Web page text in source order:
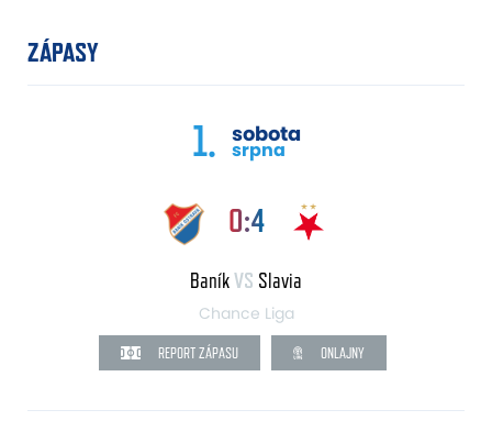
ZÁPASY
1. sobota
srpna
0:4
BaníkVS Slavia
Chance Liga
REPORT ZÁPASU ONLAJNY